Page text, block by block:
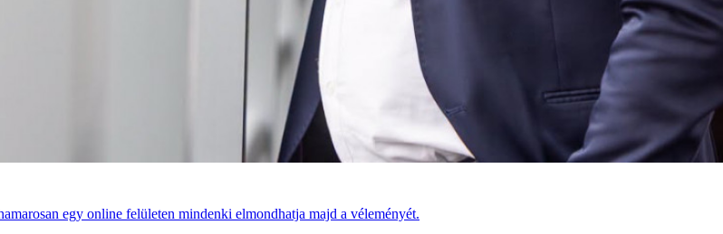
egy online felületen mindenki elmondhatja majd a véleményét.